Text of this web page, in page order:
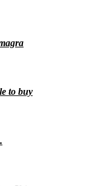
to buy